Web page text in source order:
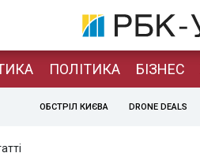
ПОЛІТИКА БІЗНЕС
ОБСТРІЛ КИЄВА DRONE DEALS